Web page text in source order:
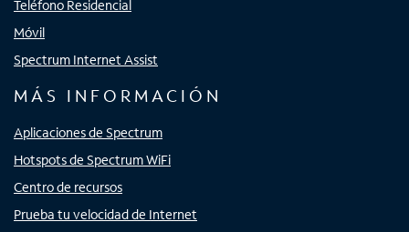
Teléfono Residencial
Móvil
Spectrum Internet Assist
MÁS INFORMACIÓN
Aplicaciones de Spectrum
Hotspots de Spectrum WiFi
Centro de recursos
Prueba tu velocidad de Internet